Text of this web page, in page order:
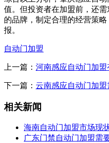
值。但投资者在加盟前，还
的品牌，制定合理的经营策
报。
自动门加盟
上一篇： 河南感应自动门加
下一篇： 云南感应自动门加
相关新闻
海南自动门加盟市场现
广东门禁自动门加盟需